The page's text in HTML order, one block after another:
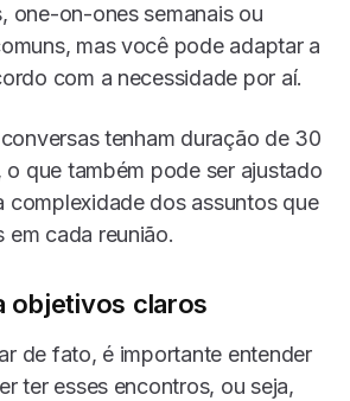
one-on-ones semanais ou
mas você pode adaptar a
com a necessidade por aí.
tenham duração de 30
o que também pode ser ajustado
complexidade dos assuntos que
cada reunião.
objetivos claros
de fato, é importante entender
ter esses encontros, ou seja,